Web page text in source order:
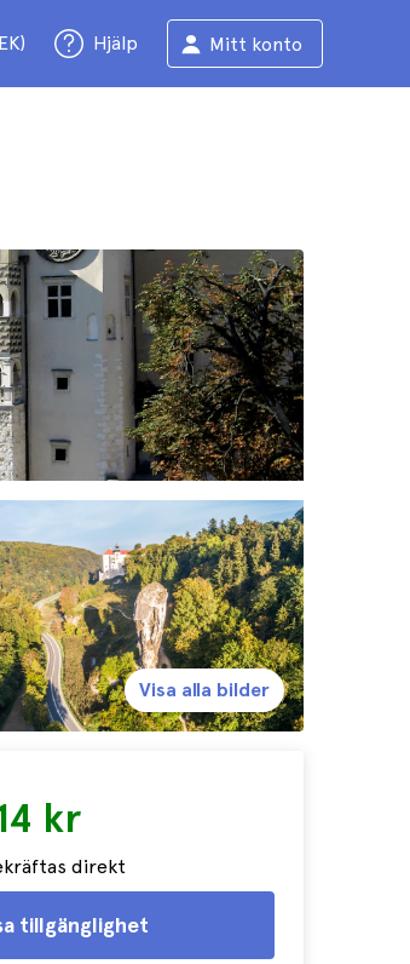
Hjälp Mitt konto
kr
direkt
tillgänglighet
Visa alla bilder